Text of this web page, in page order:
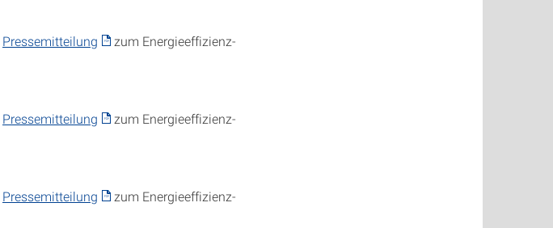
Pressemitteilung
zum Energieeffizienz-
Pressemitteilung
zum Energieeffizienz-
Pressemitteilung
zum Energieeffizienz-